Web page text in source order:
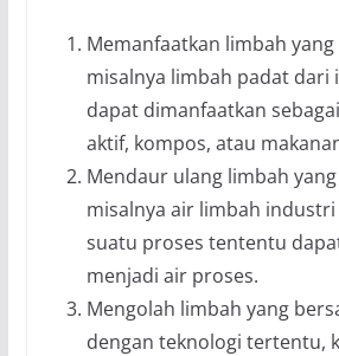
Memanfaatkan limbah
misalnya limbah padat dari
dapat dimanfaatkan
aktif, kompos, atau
Mendaur ulang limbah
misalnya air limbah
suatu proses tententu
menjadi air proses.
Mengolah limbah yang
dengan teknologi tertentu,